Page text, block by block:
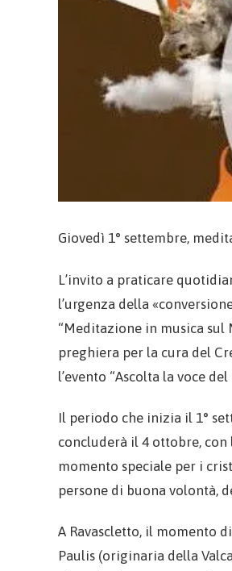
Giovedì 1° settembre,
L’invito a praticare
l’urgenza della
“Meditazione in musica sul
preghiera per la cura del
l’evento “Ascolta la voce
Il periodo che inizia il 1°
concluderà il 4 ottobre, con
momento speciale per i
persone di buona volontà,
A Ravascletto, il momento
Paulis (originaria della